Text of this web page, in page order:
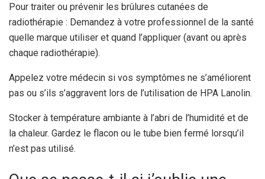
Pour traiter ou prévenir les brûlures cutanées de
radiothérapie : Demandez à votre professionnel de la santé
quelle marque utiliser et quand l’appliquer (avant ou après
chaque radiothérapie).
Appelez votre médecin si vos symptômes ne s’améliorent
pas ou s’ils s’aggravent lors de l’utilisation de HPA Lanolin.
Stocker à température ambiante à l’abri de l’humidité et de
la chaleur. Gardez le flacon ou le tube bien fermé lorsqu’il
n’est pas utilisé.